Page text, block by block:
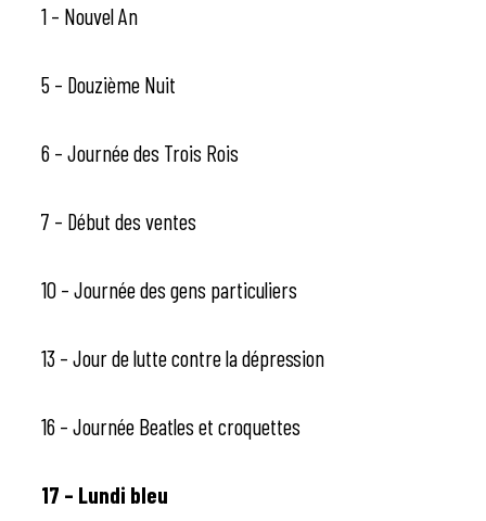
1 – Nouvel An
5 – Douzième Nuit
6 – Journée des Trois Rois
7 – Début des ventes
10 – Journée des gens particuliers
13 – Jour de lutte contre la dépression
16 – Journée Beatles et croquettes
17 – Lundi bleu